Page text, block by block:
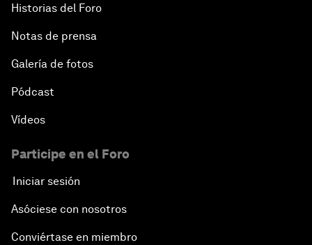
Historias del Foro
Notas de prensa
Galería de fotos
Pódcast
Vídeos
Participe en el Foro
Iniciar sesión
Asóciese con nosotros
Conviértase en miembro